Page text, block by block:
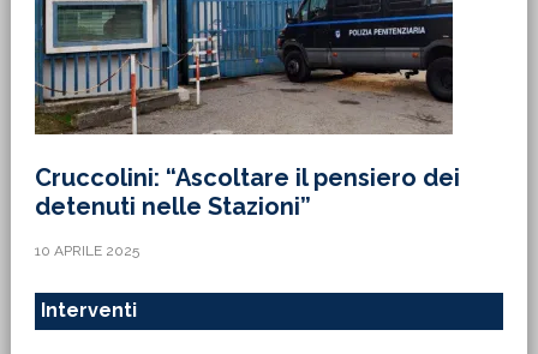
Cruccolini: “Ascoltare il pensiero dei
detenuti nelle Stazioni”
10 APRILE 2025
Interventi